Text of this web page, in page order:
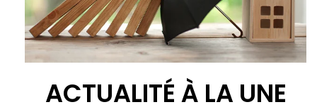
ACTUALITÉ À LA UNE